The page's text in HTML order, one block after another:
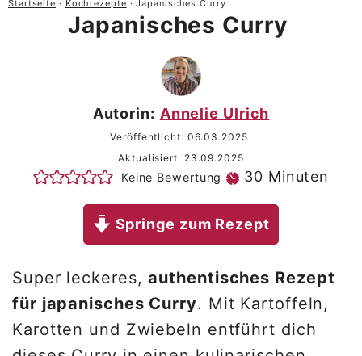
Startseite · Kochrezepte ·Japanisches Curry
Japanisches Curry
Autorin: Annelie Ulrich
Veröffentlicht: 06.03.2025
Aktualisiert: 23.09.2025
Keine Bewertung 30Minuten
Minuten
Springe zum Rezept
Super leckeres,authentisches Rezept
für japanisches Curry. Mit Kartoffeln,
Karotten und Zwiebeln entführt dich